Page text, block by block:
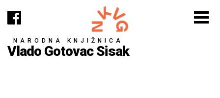
NARODNA KNJIŽNICA
Vlado Gotovac Sisak